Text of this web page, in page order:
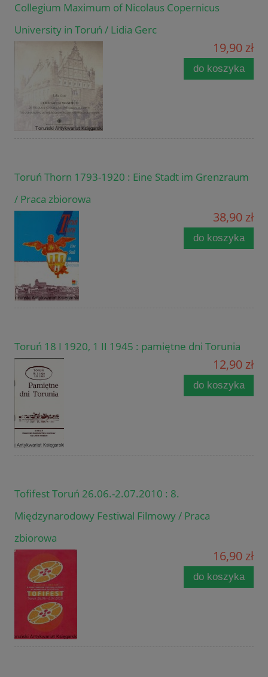
Collegium Maximum of Nicolaus Copernicus
University in Toruń / Lidia Gerc
19,90 zł
do koszyka
Toruń Thorn 1793-1920 : Eine Stadt im Grenzraum
/ Praca zbiorowa
38,90 zł
do koszyka
Toruń 18 I 1920, 1 II 1945 : pamiętne dni Torunia
12,90 zł
do koszyka
Tofifest Toruń 26.06.-2.07.2010 : 8.
Międzynarodowy Festiwal Filmowy / Praca
zbiorowa
16,90 zł
do koszyka